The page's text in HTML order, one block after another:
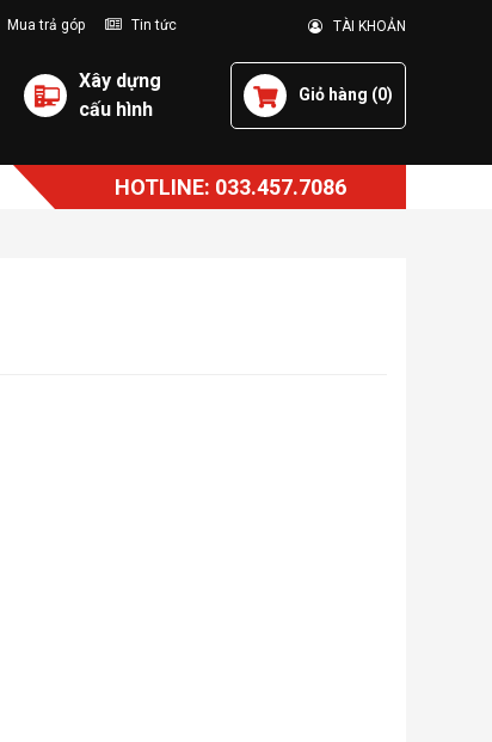
Mua trả góp Tin tức TÀI KHOẢN
Xây dựng
cấu hình
Giỏ hàng (0)
HOTLINE: 033.457.7086